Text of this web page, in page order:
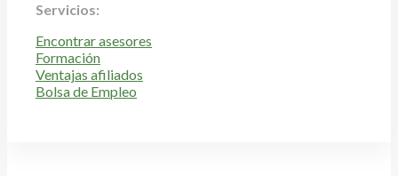
Servicios:
Encontrar asesores
Formación
Ventajas afiliados
Bolsa de Empleo